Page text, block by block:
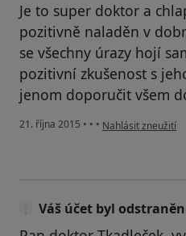
Je to super doktor a
pozitivně naladěn v
se všechny úrazy hojí
pozitivní zkušenost s
jenom doporučit všem
21. října 2015 • • • podle názoru
Nahlásit zneužití
Váš účet byl odstraněn